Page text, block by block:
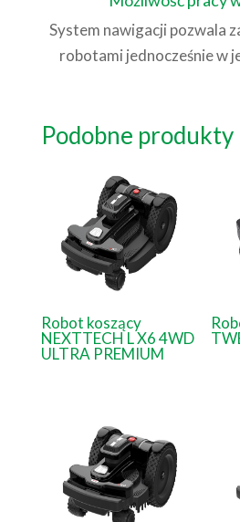
System nawigacji pozwala
robotami jednocześnie w
Podobne produkty
Robot koszący
NEXTTECH L X6 4WD
ULTRA PREMIUM